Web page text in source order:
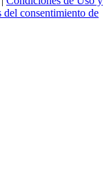
del consentimiento de